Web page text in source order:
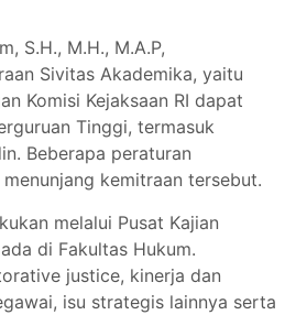
S.H., M.H., M.A.P,
Sivitas Akademika, yaitu
Komisi Kejaksaan RI dapat
Tinggi, termasuk
Beberapa peraturan
kemitraan tersebut.
melalui Pusat Kajian
di Fakultas Hukum.
justice, kinerja dan
isu strategis lainnya serta